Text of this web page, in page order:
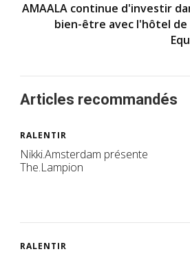
AMAALA continue d'investir
bien-être avec l'hôtel de
Articles recommandés
RALENTIR
Nikki.Amsterdam présente
The.Lampion
RALENTIR